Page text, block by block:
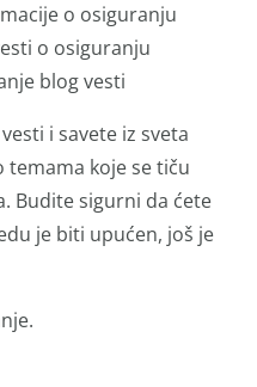
o osiguranju
o osiguranju
blog vesti
i savete iz sveta
temama koje se tiču
Budite sigurni da ćete
je biti upućen, još je